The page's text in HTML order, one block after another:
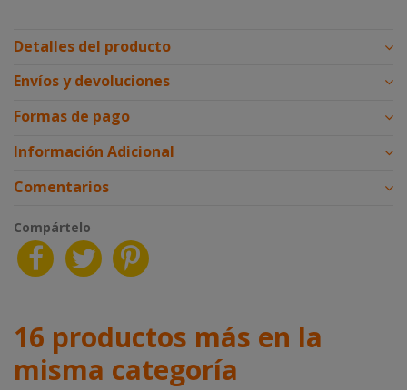
Detalles del producto
Envíos y devoluciones
Formas de pago
Información Adicional
Comentarios
Compártelo
16 productos más en la
misma categoría